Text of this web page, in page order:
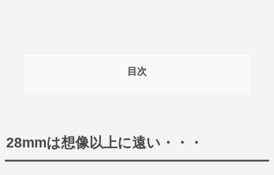
目次
28mmは想像以上に遠い・・・